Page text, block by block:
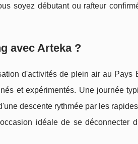
soyez débutant ou rafteur
avec Arteka ?
d'activités de plein air au Pays
et expérimentés. Une journée
descente rythmée par les
idéale de se déconnecter